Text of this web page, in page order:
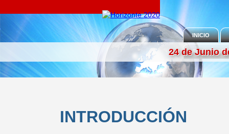
INICIO
24 de Junio
INTRODUCCIÓN